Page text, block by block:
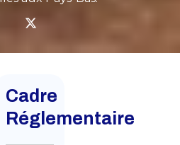
Cadre
Réglementaire